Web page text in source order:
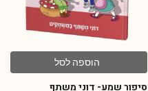
הוספה לסל
סיפור שמע- דוני משתף